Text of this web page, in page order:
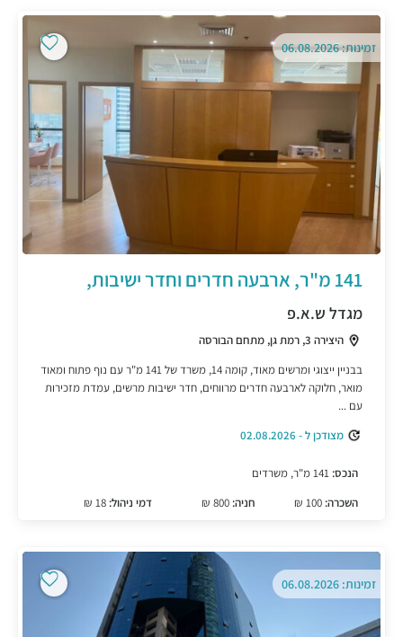
זמינות: 06.08.2026
141 מ"ר, ארבעה חדרים וחדר ישיבות,
מגדל ש.א.פ
היצירה 3, רמת גן, מתחם הבורסה
בבניין ייצוגי ומרשים מאוד, קומה 14, משרד של 141 מ"ר עם נוף פתוח ומאוד
מואר, חלוקה לארבעה חדרים מרווחים, חדר ישיבות מרשים, עמדת מזכירות
עם ...
מצודכן ל - 02.08.2026
הנכס:
השכרה:
חניה: 800 ₪ דמי ניהול:
זמינות: 06.08.2026